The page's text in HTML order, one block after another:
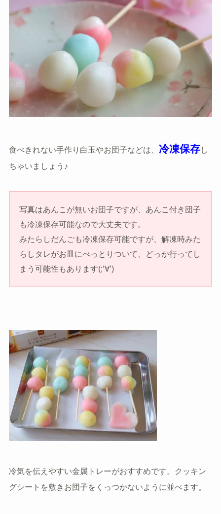
食べきれない手作り白玉やお団子などは、 冷凍保存し
ちゃいましょう♪
写真はあんこが無いお団子ですが、あんこ付き団子
も冷凍保存可能なので大丈夫です。
みたらしだんごも冷凍保存可能ですが、解凍時みた
らしタレがお皿にべっとりついて、どっか行ってし
まう可能性もあります(;’∀’)
冷気を伝えやすい金属トレーがおすすめです。クッキン
グシートを敷きお団子をくっつかないように並べます。